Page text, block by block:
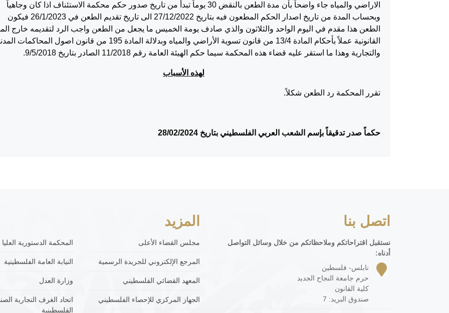
الاراضي والمياه جاء واضحاً بأن مدة الطعن بالنقض 30 يوماً تبدأ من تاريخ صدور حكم محكمة الاستئناف اذا كان وجاهياً
وبحساب المدة من تاريخ اصدار الحكم المطعون فيه بتاريخ 27/12/2022 الى تاريخ تقديم الطعن في 26/1/2023 فيكون
الطعن هذا مقدم في اليوم الواحد والثلاثون والذي صادف يومة الخميس ما يجعل من الطعن واجب الرد لتقديمه خارج
القانونية عملاً بأحكام المادة 13/4 من قانون تسوية الأراضي والمياه وبدلالة المادة 195 من قانون اصول المحاكمات
والتجارية وهذا ما استقر عليه قضاء هذه المحكمة سيما حكم الهيئة العامة رقم 11/2018 الصادر بتاريخ 9/5/2018.
لهذه الأسباب
تقرر المحكمة رد الطعن شكلاً.
حكماً صدر تدقيقاً بإسم الشعب العربي الفلسطيني بتاريخ 28/02/2024
اتصل بنا
نستقبل اقتراحاتكم وملاحظاتكم من خلال وسائل التواصل
أدناه:
نابلس- فلسطين
حرم جامعة النجاح الجديد
كلية القانون
صندوق البريد: 7
المزيد
مجلس القضاء الأعلى المحكمة الدستورية العليا
المرجع الإلكتروني للجريدة الرسمية النيابة العامة الفلسطينية
المعهد القضائي الفلسطيني وزارة العدل
الجهاز المركزي للإحصاء الفلسطيني
اتحاد الغرف التجارية
الفلسطينية